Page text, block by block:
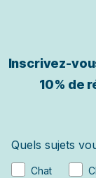
Inscrivez-
10% de
Quels sujets
Chat